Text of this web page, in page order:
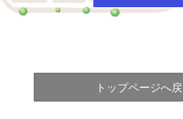
トップページへ